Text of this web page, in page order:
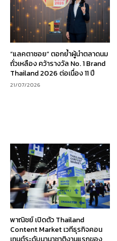
“แลคตาซอย” ตอกย้ำผู้นำตลาดนม
ถั่วเหลือง คว้ารางวัล No. 1 Brand
Thailand 2026 ต่อเนื่อง 11 ปี
21/07/2026
พาณิชย์ เปิดตัว Thailand
Content Market เวทีธุรกิจคอน